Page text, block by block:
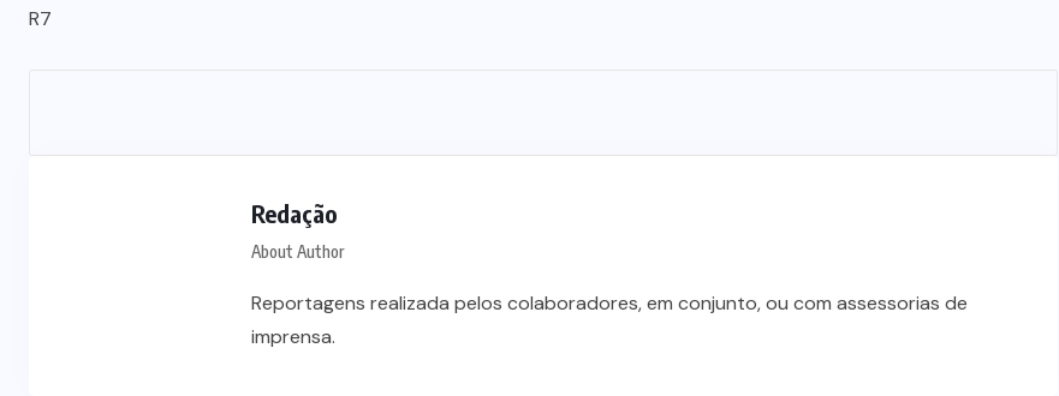
R7
Redação
About Author
Reportagens realizada pelos colaboradores, em conjunto, ou com assessorias de
imprensa.
6 DE AGOSTO DE 2026 6 DE AGOSTO DE 2026